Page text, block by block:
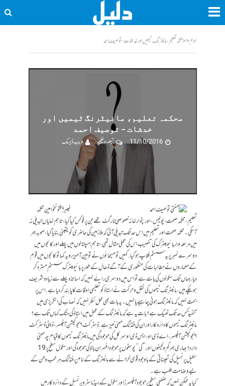
ہوم<<محکمہ تعلیم، مانیٹرنگ ٹیمیں اور خدشات - توصیف احمد
محکمہ تعلیم، مانیٹرنگ ٹیمیں اور
خدشات – توصیف احمد
11/10/2016
تبصرہ لکھیے ویب ڈیسک
خیبرپختونخوا مین محکمہ
تعلیم، محکمہ صحت، پولیس، اور پٹوار خانہ خصوصی ٹارگٹ تھے جن پر فوکس کیا گیا، تاہم نمایاں تبدیلی نہ
آسکی۔ محکمہ صحت اور تعلیم میں اس حد تک تبدیلی آئی کہ ملازمین کی حاضری کو یقینی بنایا گیا، صوبہ بھر
میں مرحلہ وار بائیو میٹرک کی تنصیب اس کی عملی مثال تھی، تاہم ہسپتالوں میں پہلے اور کالجوں میں
دوسرے نمبر پر یہ سسٹم فلاپ ہوگیا. کہیں تو مسیحائوں نے توہین آمیز رویہ کہا تو کالجوں میں قوم
کے معماروں نے مطالبات کی منظوری کے آگے ڈھال کے طور پر بائیو میٹرک سسٹم مسترد کر
دیا. جہاں تک سکولوں کی بات ہے تو اس میں دوسری رائے نہیں کہ اساتذہ پہلے سے زیادہ شریف
ہوچکے ہیں، مانیٹرنگ ٹیموں کی نقل و حرکت نے استاذ کو تعلیمی اوقات کا پابند کردیا ہے. اس پر
بحث نہیں کہ مانیٹرنگ ہونی چاہیے یا نہیں۔ یہ بات بھی محل نظر نہیں کہ نصاب کی انگریزی میں
تنفیذ کس حد تک ٹھیک ہے؟ بات یہ ہے کہ مانیٹرنگ کے عمل میں استاذ کی ہتک کہاں تک ہے؟
مانیٹرنگ ٹیموں کا دائرہ کار اور ان کی فنڈنگ معنی خیز ہے. ڈسٹرکٹ ایجوکیشن آفیسر، ڈپٹی ڈسٹرکٹ
ایجوکیشن آفیسر، اے ڈی او، ایس ڈی او سرکل کی موجودگی میں مانیٹرنگ ٹیموں کا قیام چہ معنی
دارد؟ بھاری بھر کم وظیفوں اور’’ کی‘‘ پوسٹوں پر موجود افسران بالا کی موجودگی اور سکول سطح پر 19
سکیل پرنسپل کی تعیناتی کے باوجود قومی خزانے سے مانیٹرنگ کے نام پر فنڈنگ ہر محب وطن کے
لیے وضاحت طلب ہے۔
کیا یہ ممکن نہیں کہ ضلعی سطح پر موجود آفیسرز اور سکول کے ہیڈ ماسٹر و پرنسپل کے دائرہ کار میں